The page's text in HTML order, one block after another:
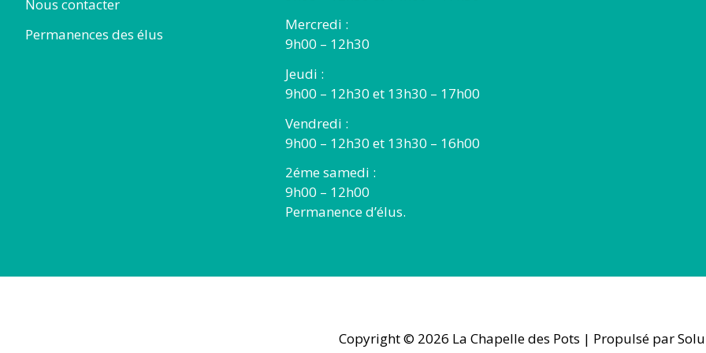
Nous contacter
Permanences des élus
Mercredi :
9h00 – 12h30
Jeudi :
9h00 – 12h30 et 13h30 – 17h00
Vendredi :
9h00 – 12h30 et 13h30 – 16h00
2éme samedi :
9h00 – 12h00
Permanence d’élus.
Copyright © 2026 La Chapelle des Pots | Propulsé par